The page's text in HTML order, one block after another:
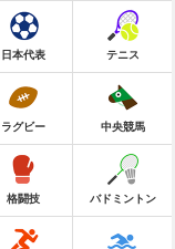
日本代表 テニス
ラグビー 中央競馬
格闘技 バドミントン